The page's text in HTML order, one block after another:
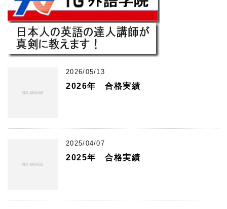
2026/05/13
2026年 合格実績
2025/04/07
2025年 合格実績